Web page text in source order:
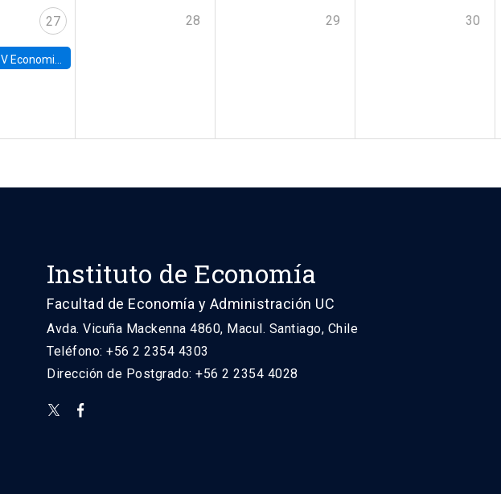
27
IV Economics Alumni Workshop
28 29 30
Instituto de Economía
Facultad de Economía y Administración UC
Avda. Vicuña Mackenna 4860, Macul. Santiago, Chile
Teléfono: +56 2 2354 4303
Dirección de Postgrado: +56 2 2354 4028